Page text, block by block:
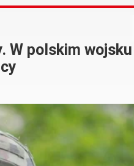
W polskim wojsku